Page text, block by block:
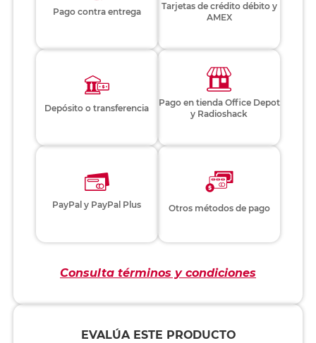
Pago contra entrega
Tarjetas de crédito débito y
AMEX
Depósito o transferencia
Pago en tienda Office Depot
y Radioshack
PayPal y PayPal Plus Otros métodos de pago
Consulta términos y condiciones
EVALÚA ESTE PRODUCTO